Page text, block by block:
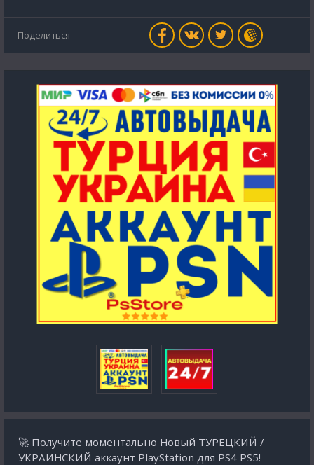
Поделиться
🚀 Получите моментально Новый ТУРЕЦКИЙ /
УКРАИНСКИЙ аккаунт PlayStation для PS4 PS5!